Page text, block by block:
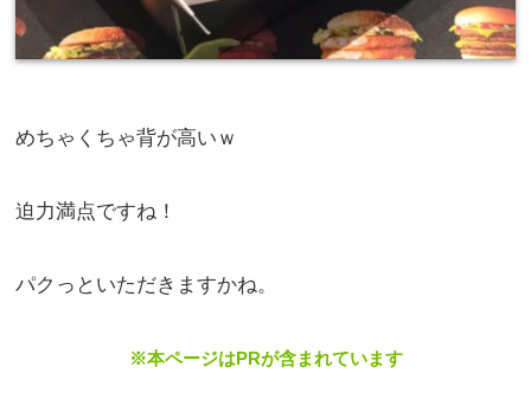
めちゃくちゃ背が高いｗ
迫力満点ですね！
パクっといただきますかね。
※本ページはPRが含まれています